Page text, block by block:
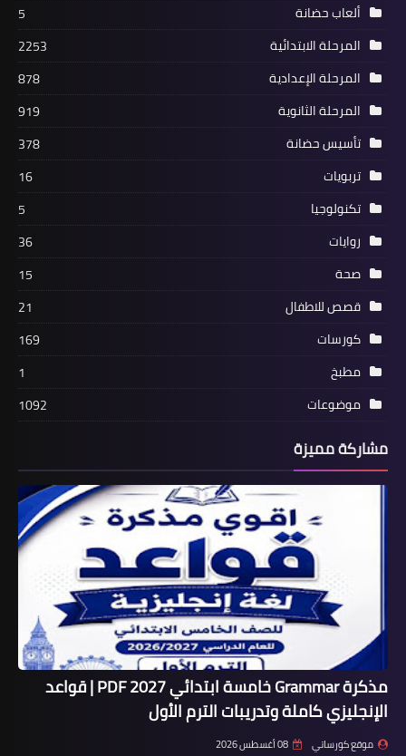
ألعاب حضانة
5
المرحلة الابتدائية
2253
المرحلة الإعدادية
878
المرحلة الثانوية
919
تأسيس حضانة
378
تربويات
16
تكنولوجيا
5
روايات
36
صحة
15
قصص للاطفال
21
كورسات
169
مطبخ
1
موضوعات
1092
مشاركة مميزة
مذكرة Grammar خامسة ابتدائي 2027 PDF | قواعد
الإنجليزي كاملة وتدريبات الترم الأول
موقع كورساتي 08 أغسطس 2026